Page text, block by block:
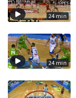
24 min
24 min